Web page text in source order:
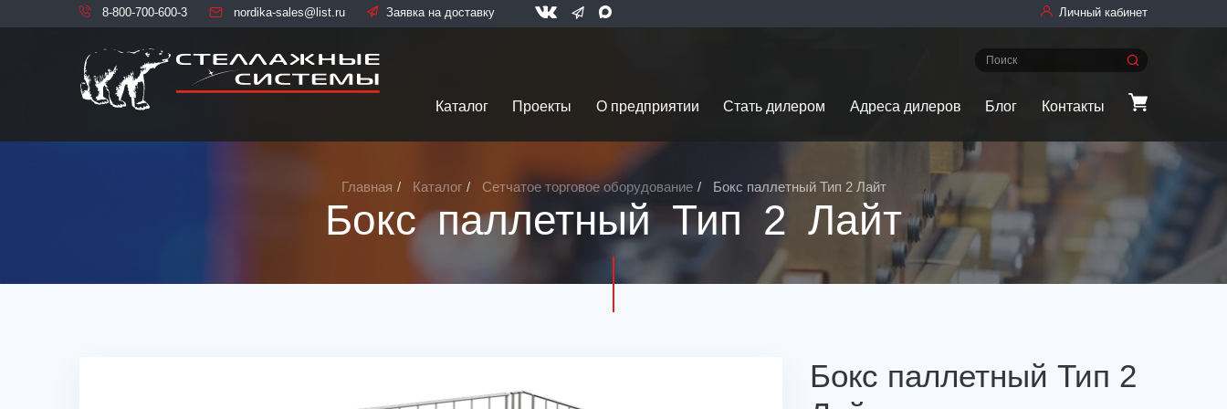
8-800-700-600-3 nordika-sales@list.ru Заявка на доставку Личный кабинет
Каталог Проекты О предприятии Стать дилером Адреса дилеров Блог Контакты
Главная Каталог Сетчатое торговое оборудование Бокс паллетный Тип 2 Лайт
Бокс паллетный Тип 2 Лайт
Бокс паллетный Тип 2